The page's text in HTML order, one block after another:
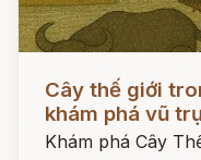
Cây thế giới
khám phá vũ
Khám phá Cây